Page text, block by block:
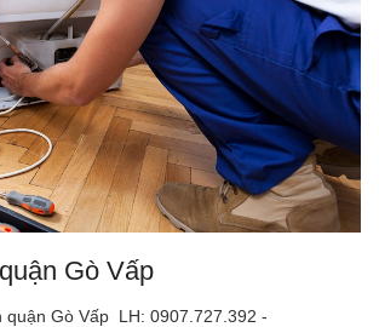
Gò Vấp
quận Gò Vấp LH: 0907.727.392 -